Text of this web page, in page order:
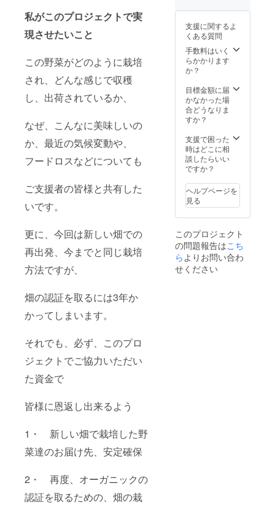
私がこのプロジェクトで実
現させたいこと
この野菜がどのように栽培
され、どんな感じで収穫
し、出荷されているか、
なぜ、こんなに美味しいの
か、最近の気候変動や、
フードロスなどについても
ご支援者の皆様と共有した
いです。
更に、今回は新しい畑での
再出発、今までと同じ栽培
方法ですが、
畑の認証を取るには3年か
かってしまいます。
それでも、必ず、このプロ
ジェクトでご協力いただい
た資金で
皆様に恩返し出来るよう
1・ 新しい畑で栽培した野
菜達のお届け先、安定確保
2・ 再度、オーガニックの
認証を取るための、畑の栽
旨、ご
了承下
さい 昨
年の同
様の栽
培方法
業によ
り、穂
先の毛
場合が
ありま
す。ご
了承下
物等の
食品表
示はお
届け商
品のラ
ベルに
す。 商
品開封
前には
リター
ンに貼
付され
たラベ
意書き
をご確
認くだ
さ
予定:
8月末
・受け
渡し方
法: クー
ル便で
け ・名
称:北海
道産
とうも
・原産
国／産
地:日本
・サイ
とうも
ろこし
10本
セット
方法:冷
蔵庫 こ
ちらの
商品
は、5年
支援に関するよ
くある質問
手数料はいく
らかかります
か？
目標金額に届
かなかった場
合どうなりま
すか？
支援で困った
時はどこに相
談したらいい
ですか？
ヘルプページを
見る
このプロジェクト
の問題報告はこち
ら よりお問い合わ
せください